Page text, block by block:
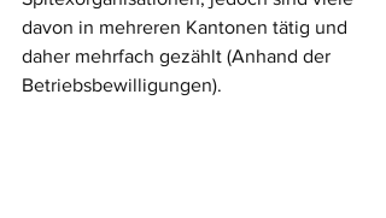
davon in mehreren Kantonen tätig und
daher mehrfach gezählt (Anhand der
Betriebsbewilligungen).